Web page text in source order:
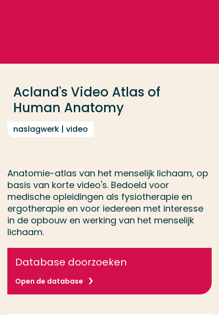
Acland's Video Atlas of
Human Anatomy
naslagwerk | video
Anatomie-atlas van het menselijk lichaam, op
basis van korte video's. Bedoeld voor
medische opleidingen als fysiotherapie en
ergotherapie en voor iedereen met interesse
in de opbouw en werking van het menselijk
lichaam.
Database doorzoeken
Open de database
Opleiding
Contact